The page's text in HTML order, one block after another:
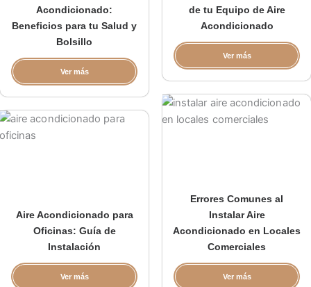
Acondicionado:
Beneficios para tu Salud y
Bolsillo
Ver más
de tu Equipo de Aire
Acondicionado
Ver más
Errores Comunes al
Instalar Aire
Acondicionado en Locales
Comerciales
Ver más
Aire Acondicionado para
Oficinas: Guía de
Instalación
Ver más